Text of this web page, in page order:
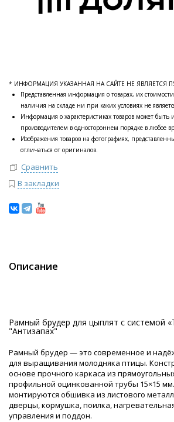
* ИНФОРМАЦИЯ УКАЗАННАЯ НА САЙТЕ НЕ ЯВЛЯЕТСЯ
Представленная информация о товарах, их
наличия на складе ни при каких условиях не
Информация о характеристиках товаров может
производителем в одностороннем порядке в любое
Изображения товаров на фотографиях,
отличаться от оригиналов.
Сравнить
В закладки
Описание
Рамный брудер для цыплят с системой
"Антизапах"
Рамный брудер — это современное и
для выращивания молодняка птицы.
основе прочного каркаса из
профильной оцинкованной трубы 15×15
монтируются обшивка из листового
дверцы, кормушка, поилка,
управления и поддон.